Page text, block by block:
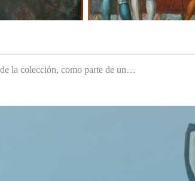
la colección, como parte de un…